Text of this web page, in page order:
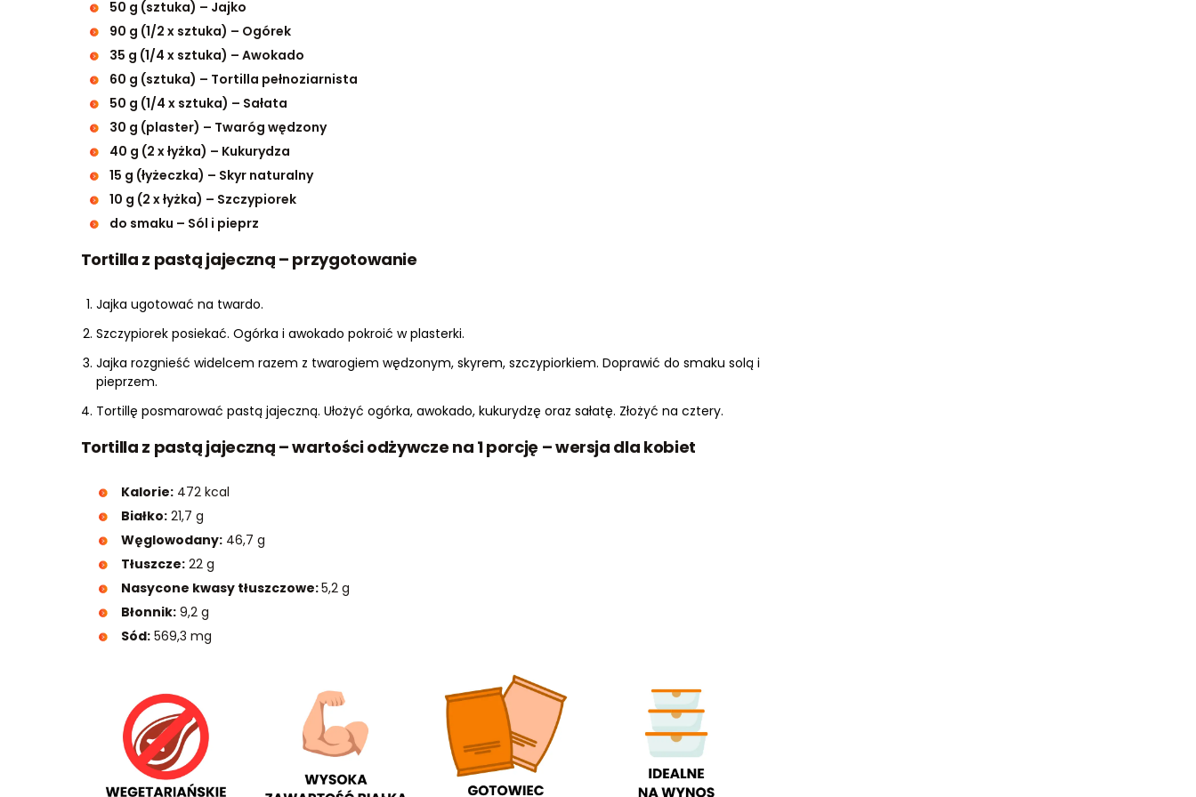
50 g (sztuka) – Jajko
90 g (1/2 x sztuka) – Ogórek
35 g (1/4 x sztuka) – Awokado
60 g (sztuka) – Tortilla pełnoziarnista
50 g (1/4 x sztuka) – Sałata
30 g (plaster) – Twaróg wędzony
40 g (2 x łyżka) – Kukurydza
15 g (łyżeczka) – Skyr naturalny
10 g (2 x łyżka) – Szczypiorek
do smaku – Sól i pieprz
Tortilla z pastą jajeczną – przygotowanie
Jajka ugotować na twardo.
Szczypiorek posiekać. Ogórka i awokado pokroić w plasterki.
Jajka rozgnieść widelcem razem z twarogiem wędzonym, skyrem, szczypiorkiem. Doprawić do smaku solą i
pieprzem.
Tortillę posmarować pastą jajeczną. Ułożyć ogórka, awokado, kukurydzę oraz sałatę. Złożyć na cztery.
Tortilla z pastą jajeczną – wartości odżywcze na 1 porcję – wersja dla kobiet
Kalorie:472 kcal
Białko:21,7 g
Węglowodany:46,7 g
Tłuszcze:22 g
Nasycone kwasy tłuszczowe:5,2 g
Błonnik:9,2 g
Sód:569,3 mg